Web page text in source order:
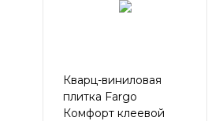
Кварц-виниловая
плитка Fargo
Комфорт клеевой